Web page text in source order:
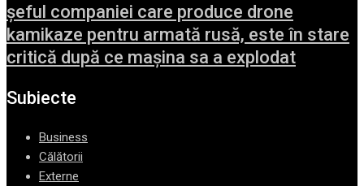
șeful companiei care produce drone
kamikaze pentru armată rusă, este în stare
critică după ce mașina sa a explodat
Subiecte
Business
Călătorii
Externe